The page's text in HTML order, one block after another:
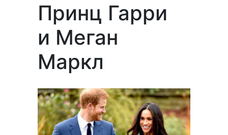
Принц Гарри
и Меган
Маркл